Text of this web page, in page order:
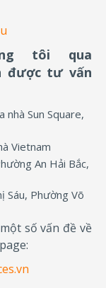
tôi qua
được tư vấn
nhà Sun Square,
Vietnam
An Hải Bắc,
Sáu, Phường Võ
số vấn đề về